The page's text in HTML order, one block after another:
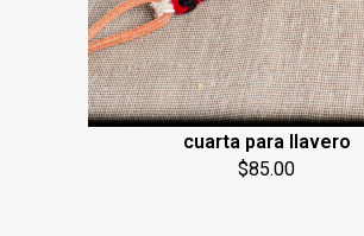
cuarta para llavero
$85.00